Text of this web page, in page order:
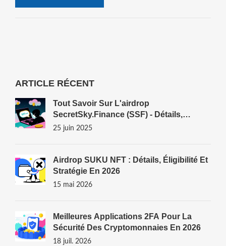
ARTICLE RÉCENT
Tout Savoir Sur L'airdrop
SecretSky.finance (SSF) - Détails,
Risques Et Vérification
25 juin 2025
Airdrop SUKU NFT : Détails, Éligibilité Et
Stratégie En 2026
15 mai 2026
Meilleures Applications 2FA Pour La
Sécurité Des Cryptomonnaies En 2026
18 juil. 2026